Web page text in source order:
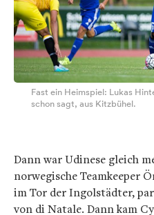
Fast ein Heimspiel: Lukas
schon sagt, aus Kitzbühel.
Dann war Udinese gleich
norwegische Teamkeeper
im Tor der Ingolstädter,
von di Natale. Dann kam